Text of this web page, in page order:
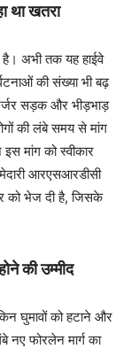
था खतरा
है। अभी तक यह हाईवे
की संख्या भी बढ़
सड़क और भीड़भाड़
की लंबे समय से मांग
मांग को स्वीकार
आरएसआरडीसी
को भेज दी है, जिसके
की उम्मीद
घुमावों को हटाने और
फोरलेन मार्ग का